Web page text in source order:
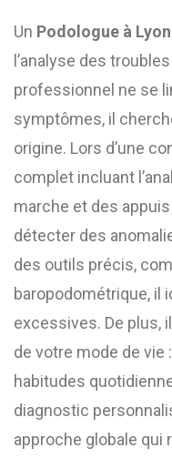
Un Podologue à Lyon
l’analyse des
professionnel ne se
symptômes, il
origine. Lors d’une
complet incluant
marche et des
détecter des
des outils précis,
baropodométrique, il
excessives. De plus,
de votre mode de
habitudes
diagnostic
approche globale qui